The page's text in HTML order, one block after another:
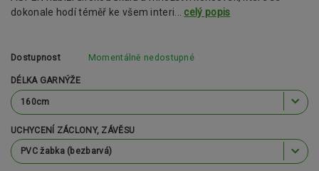
dokonale hodí téměř ke všem interi... celý popis
Dostupnost Momentálně nedostupné
DÉLKA GARNÝŽE
UCHYCENÍ ZÁCLONY, ZÁVĚSU